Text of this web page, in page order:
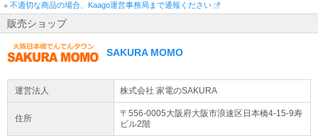
ましては商品ページの営業日カレンダーにてご確認ください。
※ 不適切な商品の場合、Kaago運営事務局まで通報ください
販売ショップ
SAKURA MOMO
運営法人 株式会社 家電のSAKURA
住所 〒556-0005大阪府大阪市浪速区 日本橋4-15-9寿
ビル2階